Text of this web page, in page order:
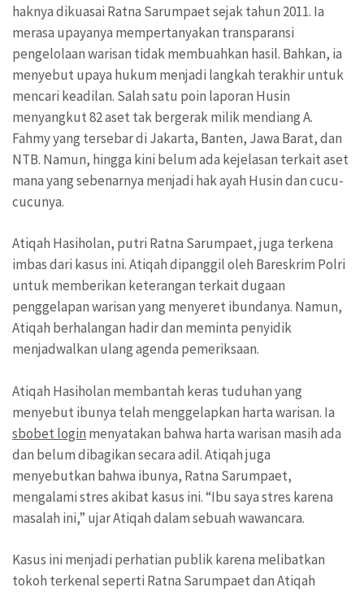
haknya dikuasai Ratna Sarumpaet sejak tahun 2011. Ia
merasa upayanya mempertanyakan transparansi
pengelolaan warisan tidak membuahkan hasil. Bahkan, ia
menyebut upaya hukum menjadi langkah terakhir untuk
mencari keadilan. Salah satu poin laporan Husin
menyangkut 82 aset tak bergerak milik mendiang A.
Fahmy yang tersebar di Jakarta, Banten, Jawa Barat, dan
NTB. Namun, hingga kini belum ada kejelasan terkait aset
mana yang sebenarnya menjadi hak ayah Husin dan cucu-
cucunya.
Atiqah Hasiholan, putri Ratna Sarumpaet, juga terkena
imbas dari kasus ini. Atiqah dipanggil oleh Bareskrim Polri
untuk memberikan keterangan terkait dugaan
penggelapan warisan yang menyeret ibundanya. Namun,
Atiqah berhalangan hadir dan meminta penyidik
menjadwalkan ulang agenda pemeriksaan.
Atiqah Hasiholan membantah keras tuduhan yang
menyebut ibunya telah menggelapkan harta warisan. Ia
sbobet login menyatakan bahwa harta warisan masih ada
dan belum dibagikan secara adil. Atiqah juga
menyebutkan bahwa ibunya, Ratna Sarumpaet,
mengalami stres akibat kasus ini. “Ibu saya stres karena
masalah ini,” ujar Atiqah dalam sebuah wawancara.
Kasus ini menjadi perhatian publik karena melibatkan
tokoh terkenal seperti Ratna Sarumpaet dan Atiqah